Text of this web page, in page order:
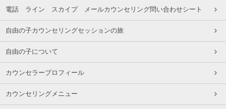
電話 ライン スカイプ メールカウンセリング問い合わせシート
自由の子カウンセリングセッションの旅
自由の子について
カウンセラープロフィール
カウンセリングメニュー